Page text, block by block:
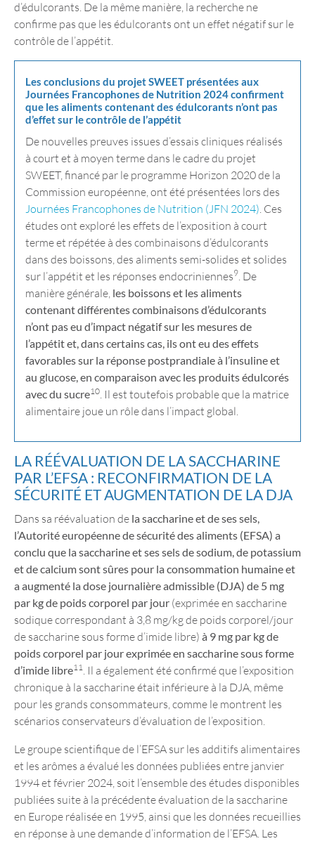
d’édulcorants. De la même manière, la recherche ne
confirme pas que les édulcorants ont un effet négatif sur le
contrôle de l’appétit.
Les conclusions du projet SWEET présentées aux
Journées Francophones de Nutrition 2024 confirment
que les aliments contenant des édulcorants n’ont pas
d’effet sur le contrôle de l’appétit
De nouvelles preuves issues d’essais cliniques réalisés
à court et à moyen terme dans le cadre du projet
SWEET, financé par le programme Horizon 2020 de la
Commission européenne, ont été présentées lors des
Journées Francophones de Nutrition (JFN 2024) . Ces
études ont exploré les effets de l’exposition à court
terme et répétée à des combinaisons d’édulcorants
dans des boissons, des aliments semi-solides et solides
sur l’appétit et les réponses endocriniennes9 . De
manière générale, les boissons et les aliments
contenant différentes combinaisons d’édulcorants
n’ont pas eu d’impact négatif sur les mesures de
l’appétit et, dans certains cas, ils ont eu des effets
favorables sur la réponse postprandiale à l’insuline et
au glucose, en comparaison avec les produits édulcorés
avec du sucre10 . Il est toutefois probable que la matrice
alimentaire joue un rôle dans l’impact global.
LA RÉÉVALUATION DE LA SACCHARINE
PAR L’EFSA : RECONFIRMATION DE LA
SÉCURITÉ ET AUGMENTATION DE LA DJA
Dans sa réévaluation de la saccharine et de ses sels,
l’Autorité européenne de sécurité des aliments (EFSA) a
conclu que la saccharine et ses sels de sodium, de potassium
et de calcium sont sûres pour la consommation humaine et
a augmenté la dose journalière admissible (DJA) de 5 mg
par kg de poids corporel par jour (exprimée en saccharine
sodique correspondant à 3,8 mg/kg de poids corporel/jour
de saccharine sous forme d’imide libre) à 9 mg par kg de
poids corporel par jour exprimée en saccharine sous forme
d’imide libre11
. Il a également été confirmé que l’exposition
chronique à la saccharine était inférieure à la DJA, même
pour les grands consommateurs, comme le montrent les
scénarios conservateurs d’évaluation de l’exposition.
Le groupe scientifique de l’EFSA sur les additifs alimentaires
et les arômes a évalué les données publiées entre janvier
1994 et février 2024, soit l’ensemble des études disponibles
publiées suite à la précédente évaluation de la saccharine
en Europe réalisée en 1995, ainsi que les données recueillies
en réponse à une demande d’information de l’EFSA. Les